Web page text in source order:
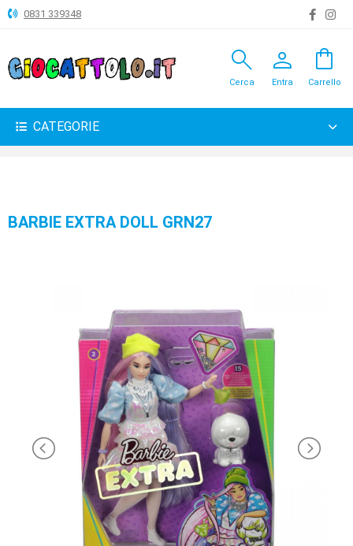
ANIMALI
BAMBOLE
SYLVANIAN
FAMILY
0831 339348
search
Cerca
person
Entra
shopping_bag
Carrello
CATEGORIE
BARBIE EXTRA DOLL GRN27